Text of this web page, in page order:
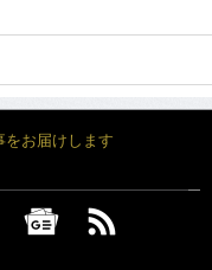
をお届けします